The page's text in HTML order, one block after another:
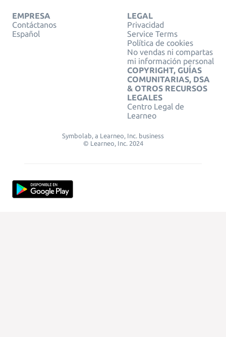
EMPRESA
Contáctanos
Español
LEGAL
Privacidad
Service Terms
Política de cookies
No vendas ni compartas
mi información personal
COPYRIGHT, GUÍAS
COMUNITARIAS, DSA
& OTROS RECURSOS
LEGALES
Centro Legal de
Learneo
Symbolab, a Learneo, Inc. business
© Learneo, Inc. 2024